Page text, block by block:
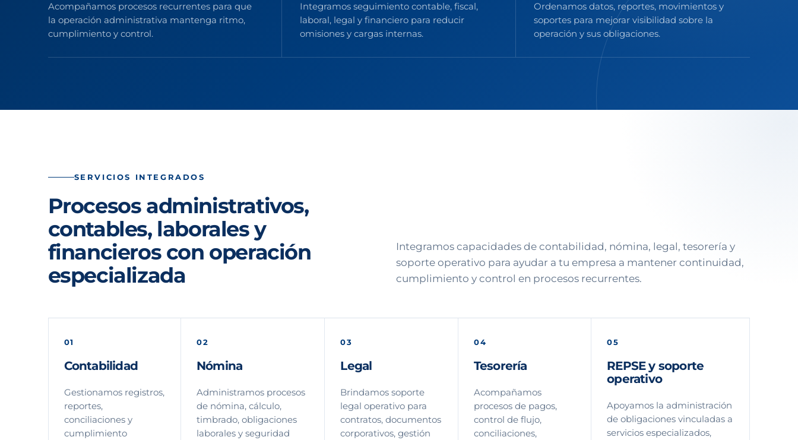
Acompañamos procesos recurrentes para que
la operación administrativa mantenga ritmo,
cumplimiento y control.
Integramos seguimiento contable, fiscal,
laboral, legal y financiero para reducir
omisiones y cargas internas.
Ordenamos datos, reportes, movimientos y
soportes para mejorar visibilidad sobre la
operación y sus obligaciones.
SERVICIOS INTEGRADOS
Procesos administrativos,
contables, laborales y
financieros con operación
especializada
Integramos capacidades de contabilidad, nómina, legal, tesorería y
soporte operativo para ayudar a tu empresa a mantener continuidad,
cumplimiento y control en procesos recurrentes.
01
Contabilidad
Gestionamos registros,
reportes,
conciliaciones y
cumplimiento
02
Nómina
Administramos procesos
de nómina, cálculo,
timbrado, obligaciones
laborales y seguridad
03
Legal
Brindamos soporte
legal operativo para
contratos, documentos
corporativos, gestión
04
Tesorería
Acompañamos
procesos de pagos,
control de flujo,
conciliaciones,
05
REPSE y soporte
operativo
Apoyamos la administración
de obligaciones vinculadas a
servicios especializados,